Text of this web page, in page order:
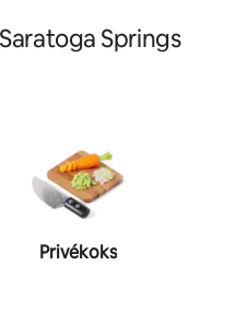
Springs
Privékoks